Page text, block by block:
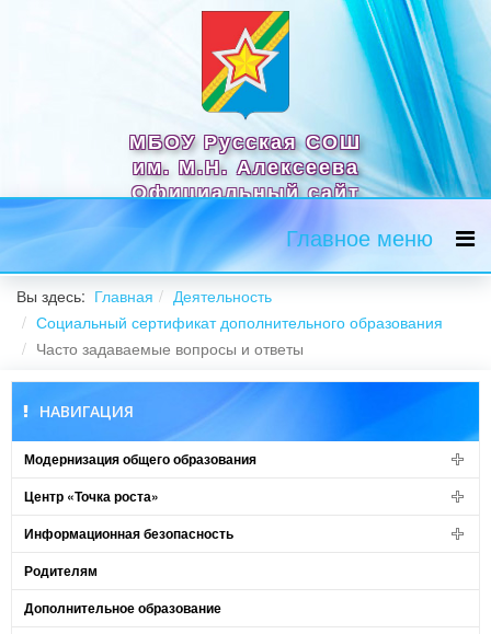
МБОУ Русская СОШ
им. М.Н. Алексеева
Официальный сайт
Главное меню
Вы здесь: Главная
Деятельность
Социальный сертификат дополнительного образования
Часто задаваемые вопросы и ответы
НАВИГАЦИЯ
Модернизация общего образования
Центр «Точка роста»
Информационная безопасность
Родителям
Дополнительное образование